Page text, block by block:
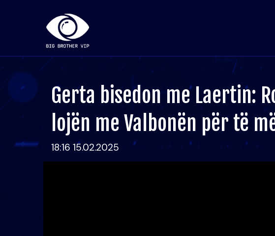
Gerta bisedon me Laertin:
lojën me Valbonën për të
18:16 15.02.2025